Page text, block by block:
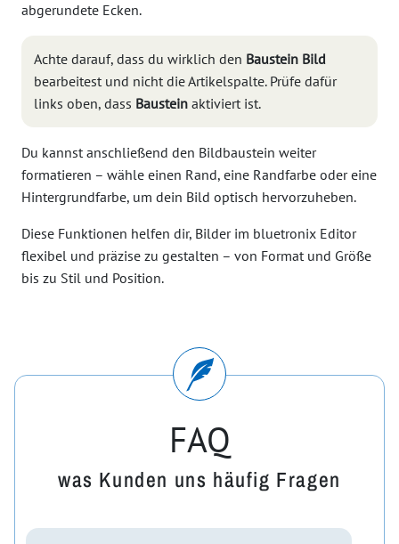
abgerundete Ecken.
Achte darauf, dass du wirklich den Baustein Bild
bearbeitest und nicht die Artikelspalte. Prüfe dafür
links oben, dass Baustein aktiviert ist.
Du kannst anschließend den Bildbaustein weiter
formatieren – wähle einen Rand, eine Randfarbe oder eine
Hintergrundfarbe, um dein Bild optisch hervorzuheben.
Diese Funktionen helfen dir, Bilder im bluetronix Editor
flexibel und präzise zu gestalten – von Format und Größe
bis zu Stil und Position.
FAQ
was Kunden uns häufig Fragen